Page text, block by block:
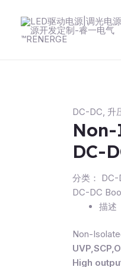
DC-DC, 升
DC-
分类： DC-
DC-DC
描述
Non-
High